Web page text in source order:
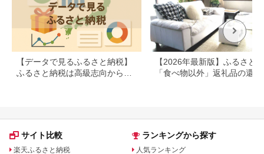
祝い お返し ギフト 母
の日ギフト 電気刺激
USB充電式 軽量 低周
波 じんわり ネック用
リフレッシュ
【データで見るふるさと納税】
ふるさと納税は高級志向から節
【2026年最新版】ふるさと
「食べ物以外」返礼品の還
サイト比較
楽天ふるさと納税
ランキングから探す
人気ランキング